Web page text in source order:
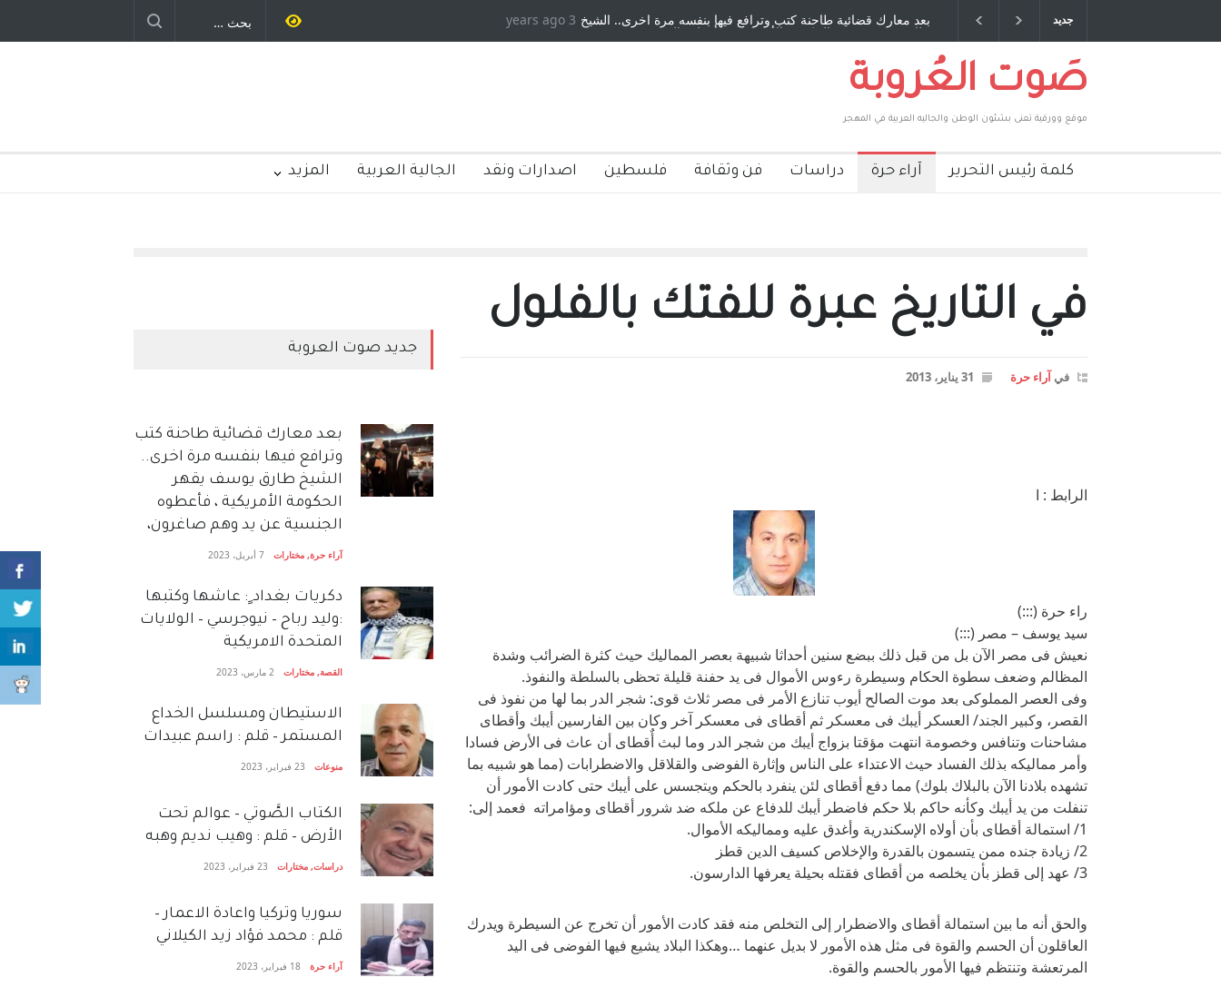
جديد دكريات بغداد ٍ: عاشها وكتبها :وليد رباح – نيوجرسي – الولايات المتحدة
الامريكية
بعد معارك قضائية طاحنة كتب وترافع فيها بنفسه مرة اخرى.. الشيخ
طارق يوسف يقهر الحكومة الأمريكية ، فأعطوه الجنسية عن يد وهم
صاغرون،
صديق عمري ، صبحي مخلوف : بقلم : سعد الله 3 years ago
صَوت العُروبة
موقع وورقية تعنى بشئون الوطن والجاليه العربية في المهجر
كلمة رئيس التحرير آراء حرة دراسات فن وثقافة فلسطين اصدارات ونقد الجالية العربية المزيد
في التاريخ عبرة للفتك بالفلول
فيآراء حرة 31 يناير، 2013
الرابط : ا
راء حرة (:::)
سيد يوسف – مصر (:::)
نعيش فى مصر الآن بل من قبل ذلك ببضع سنين أحداثا شبيهة بعصر المماليك حيث كثرة الضرائب وشدة
المظالم وضعف سطوة الحكام وسيطرة رءوس الأموال فى يد حفنة قليلة تحظى بالسلطة والنفوذ.
وفى العصر المملوكى بعد موت الصالح أيوب تنازع الأمر فى مصر ثلاث قوى: شجر الدر بما لها من نفوذ فى
القصر، وكبير الجند/ العسكر أيبك فى معسكر ثم أقطاى فى معسكر آخر وكان بين الفارسين أيبك وأقطاى
مشاحنات وتنافس وخصومة انتهت مؤقتا بزواج أيبك من شجر الدر وما لبث أٌقطاى أن عاث فى الأرض فسادا
وأمر مماليكه بذلك الفساد حيث الاعتداء على الناس وإثارة الفوضى والقلاقل والاضطرابات (مما هو شبيه بما
تشهده بلادنا الآن بالبلاك بلوك) مما دفع أقطاى لئن ينفرد بالحكم ويتجسس على أيبك حتى كادت الأمور أن
تنفلت من يد أيبك وكأنه حاكم بلا حكم فاضطر أيبك للدفاع عن ملكه ضد شرور أقطاى ومؤامراته فعمد إلى:
1/ استمالة أقطاى بأن أولاه الإسكندرية وأغدق عليه ومماليكه الأموال.
2/ زيادة جنده ممن يتسمون بالقدرة والإخلاص كسيف الدين قطز
3/ عهد إلى قطز بأن يخلصه من أقطاى فقتله بحيلة يعرفها الدارسون.
والحق أنه ما بين استمالة أقطاى والاضطرار إلى التخلص منه فقد كادت الأمور أن تخرج عن السيطرة ويدرك
العاقلون أن الحسم والقوة فى مثل هذه الأمور لا بديل عنهما …وهكذا البلاد يشيع فيها الفوضى فى اليد
المرتعشة وتنتظم فيها الأمور بالحسم والقوة.
جديد صوت العروبة
بعد معارك قضائية طاحنة كتب
وترافع فيها بنفسه مرة اخرى..
الشيخ طارق يوسف يقهر
الحكومة الأمريكية ، فأعطوه
الجنسية عن يد وهم صاغرون،
آراء حرة, مختارات 7 أبريل، 2023
دكريات بغداد ٍ: عاشها وكتبها
:وليد رباح – نيوجرسي – الولايات
المتحدة الامريكية
القصة, مختارات 2 مارس، 2023
الاستيطان ومسلسل الخداع
المستمر – قلم : راسم عبيدات
منوعات 23 فبراير، 2023
الكتاب الصَّوتي – عوالم تحت
الأرض – قلم : وهيب نديم وهبه
دراسات, مختارات 23 فبراير، 2023
سوريا وتركيا واعادة الاعمار –
قلم : محمد فؤاد زيد الكيلاني
آراء حرة 18 فبراير، 2023